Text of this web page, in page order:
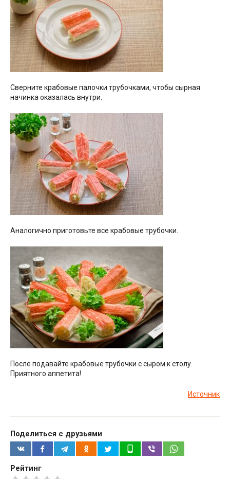
Сверните крабовые палочки трубочками, чтобы сырная
начинка оказалась внутри.
Аналогично приготовьте все крабовые трубочки.
После подавайте крабовые трубочки с сыром к столу.
Приятного аппетита!
Источник
Поделиться с друзьями
Рейтинг